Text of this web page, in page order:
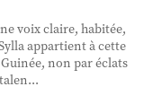
voix claire, habitée,
appartient à cette
non par éclats